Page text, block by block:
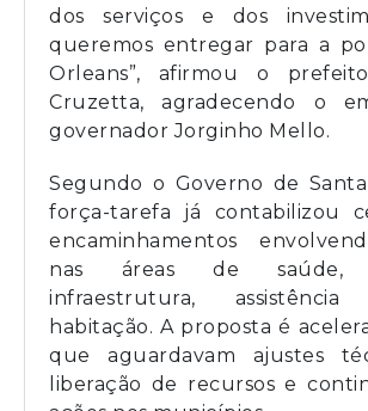
dos serviços e dos
queremos entregar para a
Orleans”, afirmou o
Cruzetta, agradecendo o
governador Jorginho Mello.
Segundo o Governo de
força-tarefa já contabilizou
encaminhamentos
nas áreas de saúde,
infraestrutura,
habitação. A proposta é
que aguardavam ajustes
liberação de recursos e